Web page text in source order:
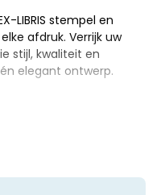
LIBRIS stempel en
afdruk. Verrijk uw
stijl, kwaliteit en
elegant ontwerp.